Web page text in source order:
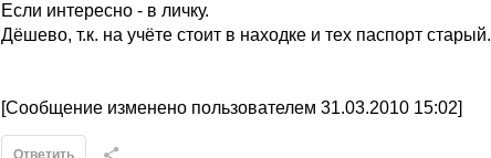
Если интересно - в личку.
Дёшево, т.к. на учёте стоит в находке и тех паспорт старый.
[Сообщение изменено пользователем 31.03.2010 15:02]